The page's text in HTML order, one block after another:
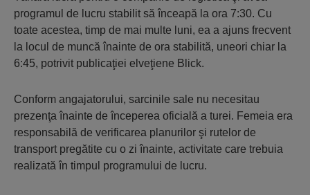
programul de lucru stabilit să înceapă la ora 7:30. Cu
toate acestea, timp de mai multe luni, ea a ajuns frecvent
la locul de muncă înainte de ora stabilită, uneori chiar la
6:45, potrivit publicaţiei elveţiene Blick.
Conform angajatorului, sarcinile sale nu necesitau
prezenţa înainte de începerea oficială a turei. Femeia era
responsabilă de verificarea planurilor şi rutelor de
transport pregătite cu o zi înainte, activitate care trebuia
realizată în timpul programului de lucru.